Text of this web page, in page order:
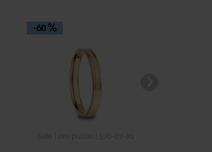
-60
Sale | oro pulido | 576-27-X1